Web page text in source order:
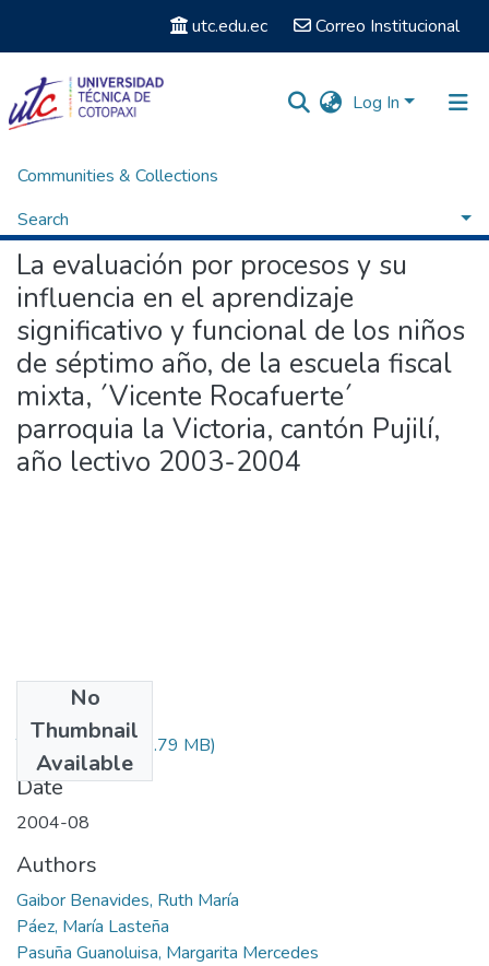
utc.edu.ec Correo Institucional
Log In
Communities & Collections
Search
Statistics
Home
La evaluación por procesos y su
influencia en el aprendizaje
significativo y funcional de los niños
de séptimo año, de la escuela fiscal
mixta, ´Vicente Rocafuerte´
parroquia la Victoria, cantón Pujilí,
año lectivo 2003-2004
No
Thumbnail
Available
T-000408.pdf(40.79 MB)
Date
2004-08
Authors
Gaibor Benavides, Ruth María
Páez, María Lasteña
Pasuña Guanoluisa, Margarita Mercedes